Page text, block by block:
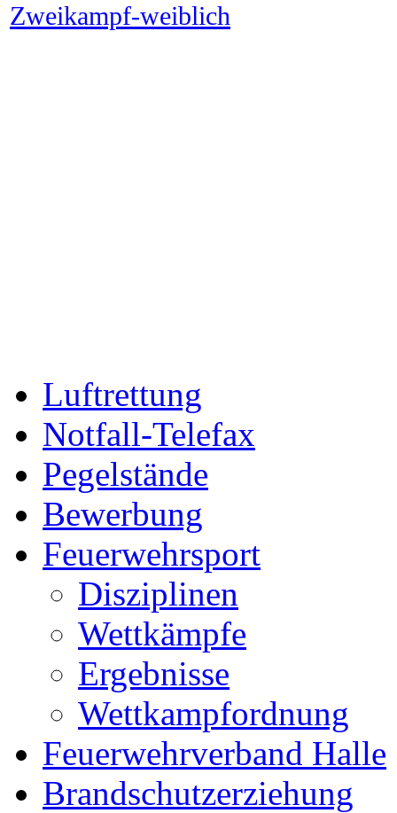
Zweikampf-weiblich
Luftrettung
Notfall-Telefax
Pegelstände
Bewerbung
Feuerwehrsport
Disziplinen
Wettkämpfe
Ergebnisse
Wettkampfordnung
Feuerwehrverband Halle
Brandschutzerziehung